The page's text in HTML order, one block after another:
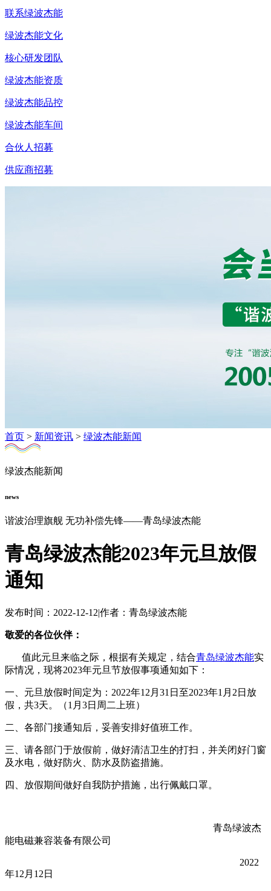
联系绿波杰能
绿波杰能文化
核心研发团队
绿波杰能资质
绿波杰能品控
绿波杰能车间
合伙人招募
供应商招募
首页 > 新闻资讯 > 绿波杰能新闻
绿波杰能新闻
news
谐波治理旗舰 无功补偿先锋——青岛绿波杰能
青岛绿波杰能2023年元旦放假
通知
发布时间：2022-12-12|作者：青岛绿波杰能
敬爱的各位伙伴：
值此元旦来临之际，根据有关规定，结合青岛绿波杰能实
际情况，现将2023年元旦节放假事项通知如下：
一、元旦放假时间定为：2022年12月31日至2023年1月2日放
假，共3天。（1月3日周二上班）
二、各部门接通知后，妥善安排好值班工作。
三、请各部门于放假前，做好清洁卫生的打扫，并关闭好门窗
及水电，做好防火、防水及防盗措施。
四、放假期间做好自我防护措施，出行佩戴口罩。
青岛绿波杰
能电磁兼容装备有限公司
2022
年12月12日